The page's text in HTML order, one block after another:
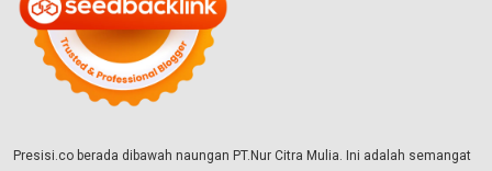
Presisi.co berada dibawah naungan PT.Nur Citra Mulia. Ini adalah semangat